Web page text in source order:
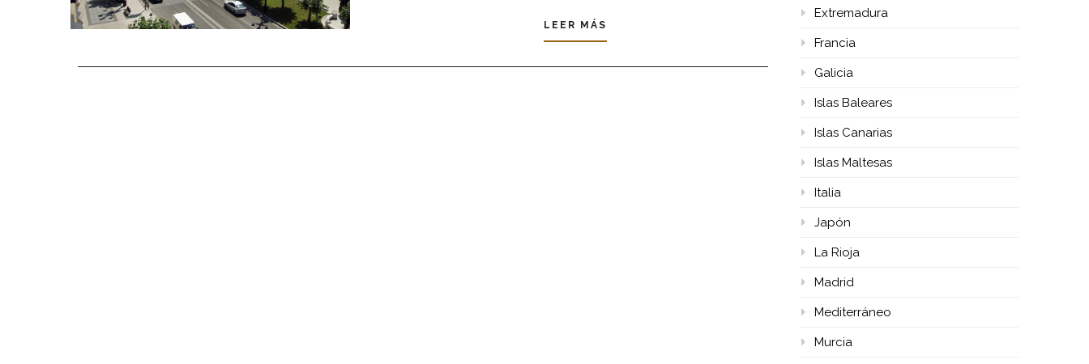
LEER MÁS
Extremadura
Francia
Galicia
Islas Baleares
Islas Canarias
Islas Maltesas
Italia
Japón
La Rioja
Madrid
Mediterráneo
Murcia